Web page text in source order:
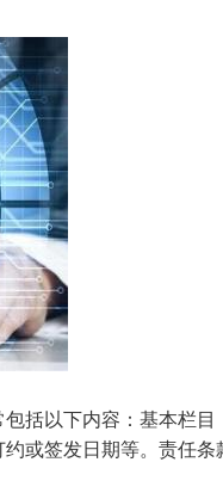
括以下内容：基本栏
或签发日期等。责任